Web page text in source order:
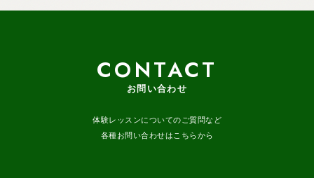
CONTACT
お問い合わせ
体験レッスンについてのご質問など
各種お問い合わせはこちらから